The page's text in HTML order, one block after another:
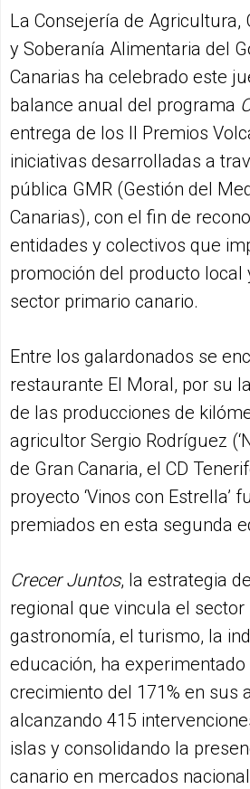
La Consejería de Agricultura,
y Soberanía Alimentaria del
Canarias ha celebrado este
balance anual del programa
entrega de los II Premios
iniciativas desarrolladas a
pública GMR (Gestión del
Canarias), con el fin de
entidades y colectivos que
promoción del producto local
sector primario canario.
Entre los galardonados se
restaurante El Moral, por su
de las producciones de
agricultor Sergio Rodríguez
de Gran Canaria, el CD
proyecto ‘Vinos con Estrella’
premiados en esta segunda
Crecer Juntos, la estrategia
regional que vincula el
gastronomía, el turismo, la
educación, ha
crecimiento del 171% en sus
alcanzando 415
islas y consolidando la
canario en mercados